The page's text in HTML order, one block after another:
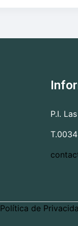
P.I.
Política de